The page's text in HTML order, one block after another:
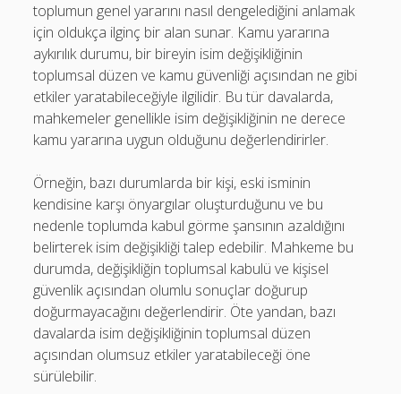
toplumun genel yararını nasıl dengelediğini anlamak
için oldukça ilginç bir alan sunar. Kamu yararına
aykırılık durumu, bir bireyin isim değişikliğinin
toplumsal düzen ve kamu güvenliği açısından ne gibi
etkiler yaratabileceğiyle ilgilidir. Bu tür davalarda,
mahkemeler genellikle isim değişikliğinin ne derece
kamu yararına uygun olduğunu değerlendirirler.
Örneğin, bazı durumlarda bir kişi, eski isminin
kendisine karşı önyargılar oluşturduğunu ve bu
nedenle toplumda kabul görme şansının azaldığını
belirterek isim değişikliği talep edebilir. Mahkeme bu
durumda, değişikliğin toplumsal kabulü ve kişisel
güvenlik açısından olumlu sonuçlar doğurup
doğurmayacağını değerlendirir. Öte yandan, bazı
davalarda isim değişikliğinin toplumsal düzen
açısından olumsuz etkiler yaratabileceği öne
sürülebilir.